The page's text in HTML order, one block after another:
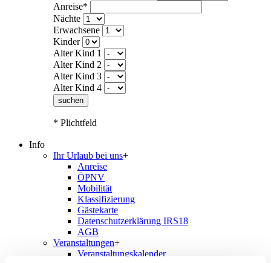
Anreise*
Nächte
Erwachsene
Kinder
Alter Kind 1
Alter Kind 2
Alter Kind 3
Alter Kind 4
suchen
* Plichtfeld
Info
Ihr Urlaub bei uns+
Anreise
ÖPNV
Mobilität
Klassifizierung
Gästekarte
Datenschutzerklärung IRS18
AGB
Veranstaltungen+
Veranstaltungskalender